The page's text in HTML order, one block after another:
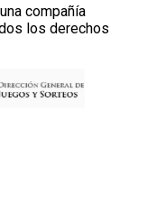
compañía
los derechos